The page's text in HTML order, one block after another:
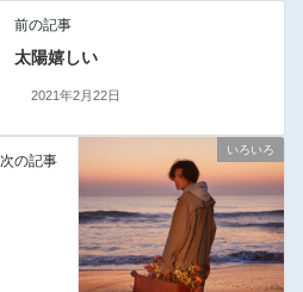
前の記事
太陽嬉しい
2021年2月22日
いろいろ
次の記事